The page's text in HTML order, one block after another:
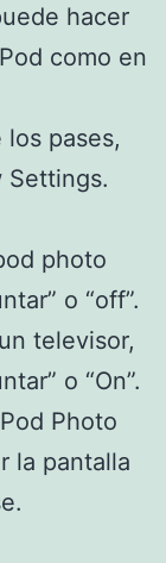
hacer
como en
pases,
Settings.
photo
o “off”.
televisor,
o “On”.
Photo
la pantalla